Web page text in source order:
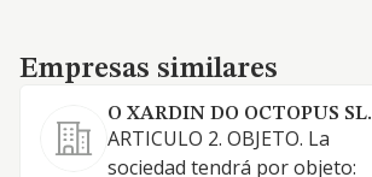
Empresas similares
Empresas similares
O XARDIN DO OCTOPUS SL.
ARTICULO 2. OBJETO. La
sociedad tendrá por objeto: